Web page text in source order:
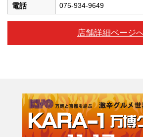
電話 075-934-9649
店舗詳細ページ